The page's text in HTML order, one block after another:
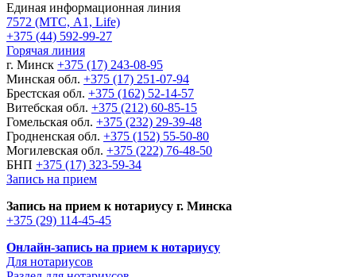
Единая информационная линия
7572 (МТС, A1, Life)
+375 (44) 592-99-27
Горячая линия
г. Минск +375 (17) 243-08-95
Минская обл. +375 (17) 251-07-94
Брестская обл. +375 (162) 52-14-57
Витебская обл. +375 (212) 60-85-15
Гомельская обл. +375 (232) 29-39-48
Гродненская обл. +375 (152) 55-50-80
Могилевская обл. +375 (222) 76-48-50
БНП +375 (17) 323-59-34
Запись на прием
Запись на прием к нотариусу г. Минска
+375 (29) 114-45-45
Онлайн-запись на прием к нотариусу
Для нотариусов